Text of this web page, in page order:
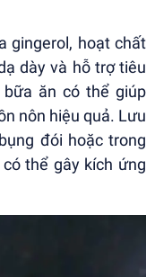
gingerol, hoạt chất
dày và hỗ trợ tiêu
ăn có thể giúp
nôn hiệu quả. Lưu
đói hoặc trong
thể gây kích ứng